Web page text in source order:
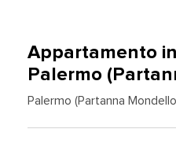
Appartamento
Palermo
Palermo (Partanna